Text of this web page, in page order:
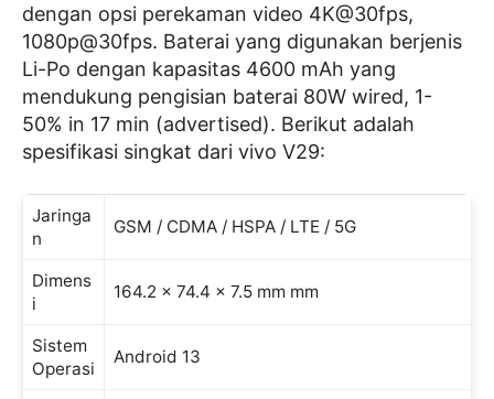
dengan opsi perekaman video 4K@30fps,
1080p@30fps. Baterai yang digunakan berjenis
Li-Po dengan kapasitas 4600 mAh yang
mendukung pengisian baterai 80W wired, 1-
50% in 17 min (advertised). Berikut adalah
spesifikasi singkat dari vivo V29:
Jaringa
n
GSM / CDMA / HSPA / LTE / 5G
Dimens
i
164.2 x 74.4 x 7.5 mm mm
Sistem
Operasi
Android 13